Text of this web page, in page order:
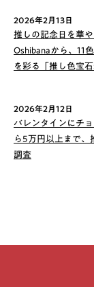
2026年2月13日
推しの記念日を華
Oshibanaから、11
を彩る「推し色宝
2026年2月12日
バレンタインにチ
ら5万円以上まで、
調査